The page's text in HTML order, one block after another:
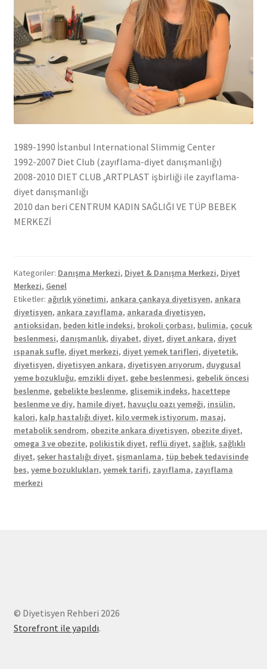
1989-1990 İstanbul International Slimmig Center
1992-2007 Diet Club (zayıflama-diyet danışmanlığı)
2008-2010 DIET CLUB ,ARTPLAST işbirliği ile zayıflama-
diyet danışmanlığı
2010 dan beri CENTRUM KADIN SAĞLIĞI VE TÜP BEBEK
MERKEZİ
Kategoriler: Danışma Merkezi, Diyet & Danışma Merkezi, Diyet
Merkezi, Genel
Etiketler: ağırlık yönetimi, ankara çankaya diyetisyen, ankara
diyetisyen, ankara zayıflama, ankarada diyetisyen,
antioksidan, beden kitle indeksi, brokoli çorbası, bulimia, çocuk
beslenmesi, danışmanlık, diyabet, diyet, diyet ankara, diyet
ıspanak sufle, diyet merkezi, diyet yemek tarifleri, diyetetik,
diyetisyen, diyetisyen ankara, diyetisyen arıyorum, duygusal
yeme bozukluğu, emzikli diyet, gebe beslenmesi, gebelik öncesi
beslenme, gebelikte beslenme, glisemik indeks, hacettepe
beslenme ve diy, hamile diyet, havuçlu oazı yemeği, insülin,
kalori, kalp hastalığı diyet, kilo vermek istiyorum, masaj,
metabolik sendrom, obezite ankara diyetisyen, obezite diyet,
omega 3 ve obezite, polikistik diyet, reflü diyet, sağlık, sağlıklı
diyet, şeker hastalığı diyet, şişmanlama, tüp bebek tedavisinde
bes, yeme bozuklukları, yemek tarifi, zayıflama, zayıflama
merkezi
© Diyetisyen Rehberi 2026
Storefront ile yapıldı.